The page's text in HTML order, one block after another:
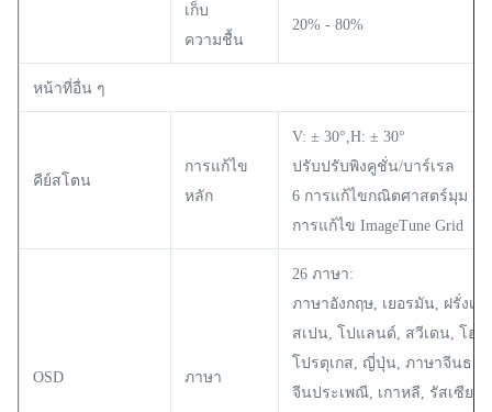
เก็บ
ความชื้น
20% - 80%
หน้าที่อื่น ๆ
คีย์สโตน
การแก้ไข
หลัก
V: ± 30°,H: ± 30°
ปรับปรับพิงคูชั่น/บาร์เรล
6 การแก้ไขกณิตศาสตร์มุม
การแก้ไข ImageTune Grid
OSD ภาษา
26 ภาษา:
ภาษาอังกฤษ, เยอรมัน, ฝรั่งเศ
สเปน, โปแลนด์, สวีเดน, โฮ
โปรตุเกส, ญี่ปุ่น, ภาษาจีนธร
จีนประเพณี, เกาหลี, รัสเซีย,